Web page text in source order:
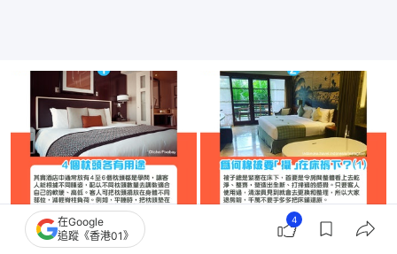
在Google
追蹤《香港01》
4